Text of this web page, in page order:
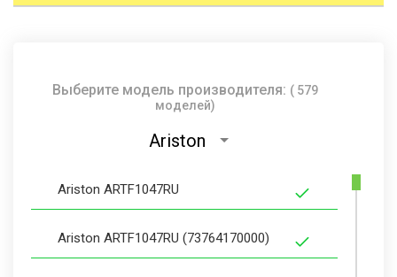
Выберите модель производителя: ( 579
моделей)
Ariston
Ariston ARTF1047RU
Ariston ARTF1047RU (73764170000)